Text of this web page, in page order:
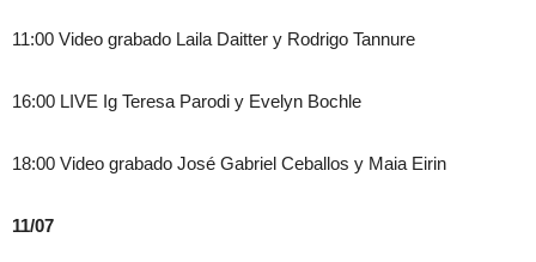
11:00 Video grabado Laila Daitter y Rodrigo Tannure
16:00 LIVE Ig Teresa Parodi y Evelyn Bochle
18:00 Video grabado José Gabriel Ceballos y Maia Eirin
11/07